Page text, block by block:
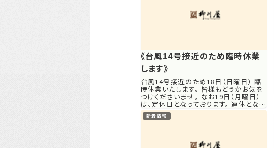
《台風14号接近のため臨時休業
します》
台風14号接近のため18日（日曜日） 臨
時休業いたします。 皆様もどうかお気を
つけくださいませ。 なお19日（月曜日）
は、定休日となっております。 連休となり
ますが、どうぞよろしくお願いいたします。
柳川屋都城店
新着情報